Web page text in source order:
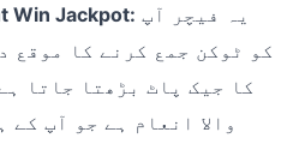
Win Jackpot:
کا جیک پاٹ بڑھتا جاتا
والا انعام ہے جو آپ